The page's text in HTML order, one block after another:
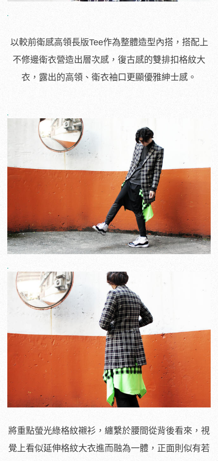
以較前衛感高領長版Tee作為整體造型內搭，搭配上
不修邊衛衣營造出層次感，復古感的雙排扣格紋大
衣，露出的高領、衛衣袖口更顯優雅紳士感。
將重點螢光綠格紋襯衫，纏繫於腰間從背後看來，視
覺上看似延伸格紋大衣進而融為一體，正面則似有若